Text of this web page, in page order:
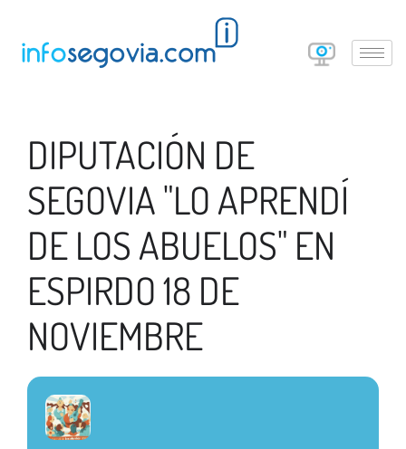
DIPUTACIÓN DE
SEGOVIA "LO APRENDÍ
DE LOS ABUELOS" EN
ESPIRDO 18 DE
NOVIEMBRE